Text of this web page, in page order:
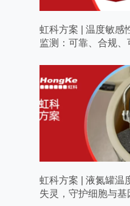
虹科方案 | 温度敏感
监测：可靠、合规、
虹科方案 | 液氮罐温
失灵，守护细胞与